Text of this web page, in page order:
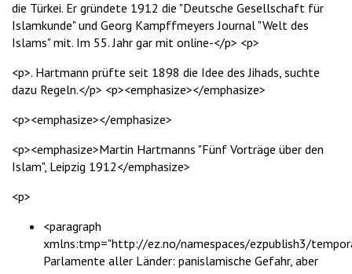
die Türkei. Er gründete 1912 die "Deutsche Gesellschaft für
Islamkunde" und Georg Kampffmeyers Journal "Welt des
Islams" mit. Im 55. Jahr gar mit online-</p> <p>
<p>. Hartmann prüfte seit 1898 die Idee des Jihads, suchte
dazu Regeln.</p> <p><emphasize></emphasize>
<p><emphasize></emphasize>
<p><emphasize>Martin Hartmanns "Fünf Vorträge über den
Islam", Leipzig 1912</emphasize>
<p>
<paragraph
xmlns:tmp="http://ez.no/namespaces/ezpublish3/
Parlamente aller Länder: panislamische Gefahr, aber